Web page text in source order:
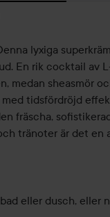
lyxiga
En rik cocktail av
medan sheasmör
tidsfördröjd
fräscha,
tränoter är det en
eller dusch, eller